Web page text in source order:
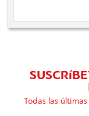
Todas las